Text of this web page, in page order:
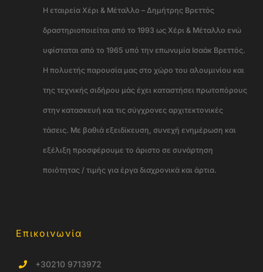
Η εταιρεία Χέρι & Μέταλλο – Δημήτρης Βρεττός
δραστηριοποιείται από το 1993 ως Χέρι & Μέταλλο ενώ
υφίσταται από το 1965 υπό την επωνυμία Ισαάκ Βρεττός.
Η πολυετής παρουσία μας στο χώρο του αλουμινίου και
της τεχνικής σιδήρου μάς έχει καταστήσει πρωτοπόρους
στην κατασκευή και τις σύγχρονες αρχιτεκτονικές
τάσεις. Με βαθιά εξειδίκευση, συνεχή ενημέρωση και
εξέλιξη προσφέρουμε το άριστο σε συνάρτηση
ποιότητας / τιμής για έργα διαχρονικά και άρτια.
Επικοινωνία
+30210 9713972